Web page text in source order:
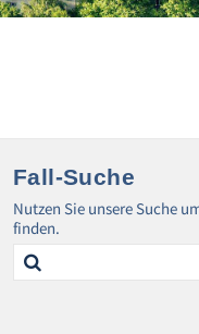
Fall-Suche
Nutzen Sie unsere Suche
finden.
Search
for: